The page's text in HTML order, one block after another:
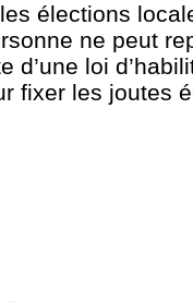
élections
ne peut
d’une loi
fixer les joutes